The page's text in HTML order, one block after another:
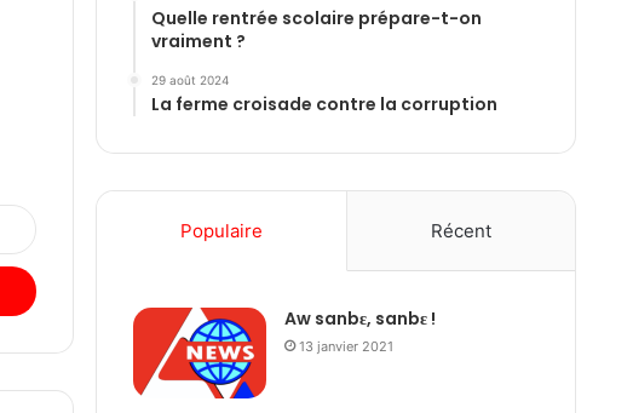
Quelle rentrée scolaire prépare-t-on
vraiment ?
29 août 2024
La ferme croisade contre la corruption
Populaire Récent
Aw sanbɛ, sanbɛ !
13 janvier 2021